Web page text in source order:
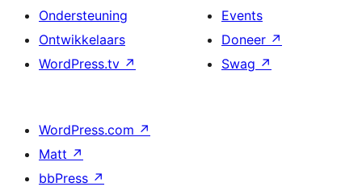
Ondersteuning
Ontwikkelaars
WordPress.tv ↗
Events
Doneer ↗
Swag ↗
WordPress.com ↗
Matt ↗
bbPress ↗